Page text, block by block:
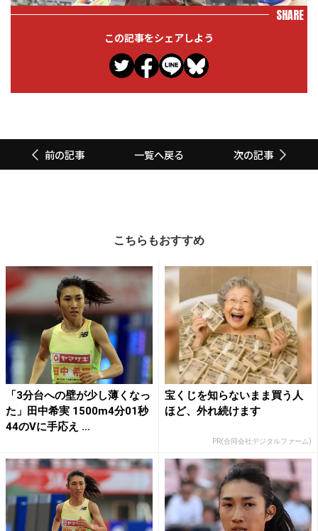
SHARE
この記事をシェアしよう
前の記事 一覧へ戻る 次の記事
こちらもおすすめ
「3分台への壁が少し薄くなっ
た」田中希実 1500m4分01秒
44のVに手応え ...
宝くじを知らないまま買う人
ほど、外れ続けます
PR(合同会社デジタルファーム)